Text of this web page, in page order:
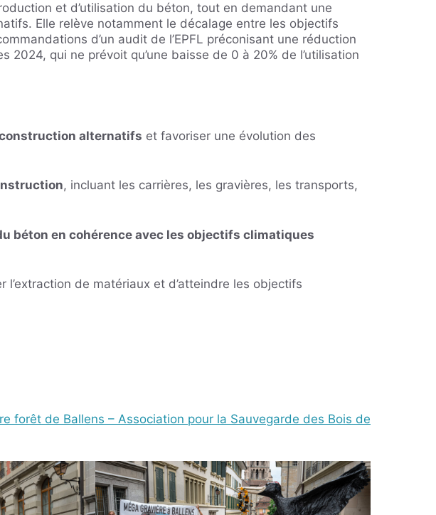
et d’utilisation du béton, tout en demandant une
Elle relève notamment le décalage entre les objectifs
d’un audit de l’EPFL préconisant une réduction
2024, qui ne prévoit qu’une baisse de 0 à 20% de l’utilisation
alternatifs et favoriser une évolution des
, incluant les carrières, les gravières, les transports,
béton en cohérence avec les objectifs climatiques
de matériaux et d’atteindre les objectifs
forêt de Ballens – Association pour la Sauvegarde des Bois de